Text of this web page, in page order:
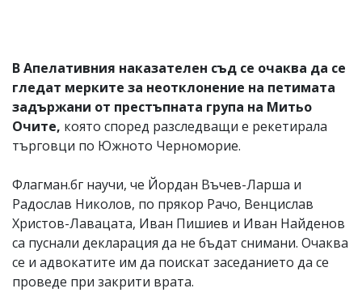
В Апелативния наказателен съд се очаква да се
гледат мерките за неотклонение на петимата
задържани от престъпната група на Митьо
Очите, която според разследващи е рекетирала
търговци по Южното Черноморие.
Флагман.бг научи, че Йордан Въчев-Ларша и
Радослав Николов, по прякор Рачо, Венцислав
Христов-Лавацата, Иван Пишиев и Иван Найденов
са пуснали декларация да не бъдат снимани. Очаква
се и адвокатите им да поискат заседанието да се
проведе при закрити врата.